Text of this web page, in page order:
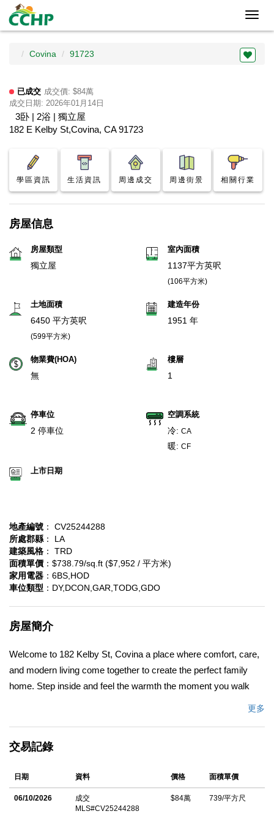
Covina 91723
已成交 成交價: $84萬
成交日期: 2026年01月14日
3卧 | 2浴 | 獨立屋
182 E Kelby St,Covina, CA 91723
學區資訊 生活資訊 周邊成交 周邊街景 相關行業
房屋信息
房屋類型
獨立屋
室內面積
1137平方英呎
(106平方米)
土地面積
6450 平方英呎
(599平方米)
建造年份
1951 年
物業費(HOA)
無
樓層
1
停車位
2 停車位
空調系統
冷: CA
暖: CF
上市日期
地產編號 ： CV25244288
所處郡縣 ： LA
建築風格 ： TRD
面積單價 ：$738.79/sq.ft ($7,952 / 平方米)
家用電器 ：6BS,HOD
車位類型 ：DY,DCON,GAR,TODG,GDO
房屋簡介
Welcome to 182 Kelby St, Covina a place where comfort, care,
and modern living come together to create the perfect family
home. Step inside and feel the warmth the moment you walk
flooring that gleams in the natural light, and soft recessed lighting
the stunning new kitchen where family dinners and morning
coffee will soon fill the air. With modern cabinetry, sleek
countertops, stainless-steel appliances, and a spacious pantry,
更多
交易記錄
日期 資料 價格 面積單價
06/10/2026
成交
MLS#CV25244288
$84萬 739/平方尺